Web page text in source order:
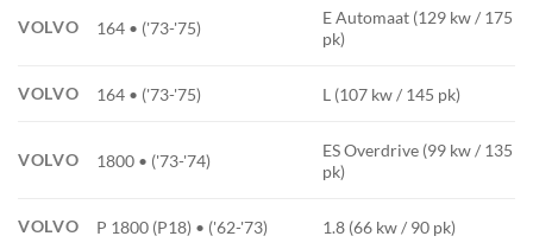
VOLVO 164 • ('73-'75)
E Automaat (129 kw / 175
pk)
VOLVO 164 • ('73-'75) L (107 kw / 145 pk)
VOLVO 1800 • ('73-'74)
ES Overdrive (99 kw / 135
pk)
VOLVO P 1800 (P18) • ('62-'73) 1.8 (66 kw / 90 pk)